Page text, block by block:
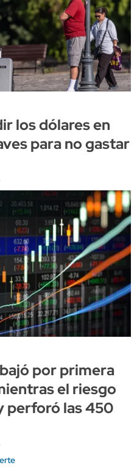
los dólares en
para no gastar
por primera
el riesgo
perforó las 450